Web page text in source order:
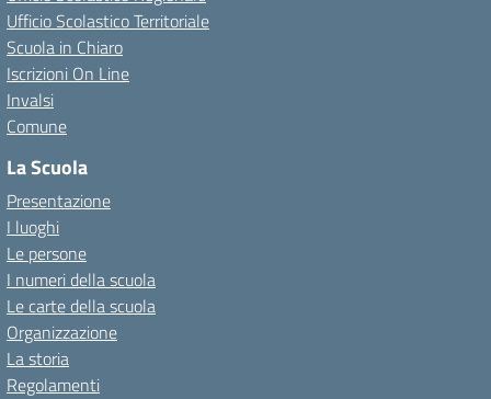
Ufficio Scolastico Territoriale
Scuola in Chiaro
Iscrizioni On Line
Invalsi
Comune
La Scuola
Presentazione
I luoghi
Le persone
I numeri della scuola
Le carte della scuola
Organizzazione
La storia
Regolamenti